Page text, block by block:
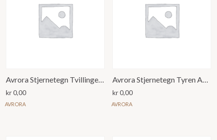
kr0,00
AVRORA
kr0,00
AVRORA